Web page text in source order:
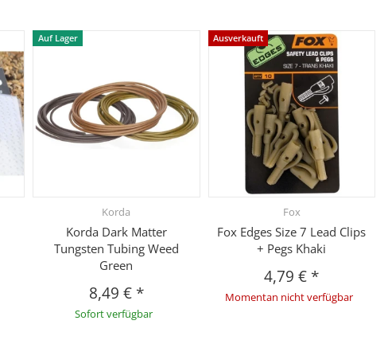
Auf Lager
Korda
Korda Dark Matter
Tungsten Tubing Weed
Green
8,49 € *
Sofort verfügbar
Ausverkauft
Fox
Fox Edges Size 7 Lead Clips
+ Pegs Khaki
4,79 € *
Momentan nicht verfügbar